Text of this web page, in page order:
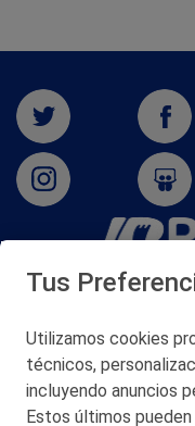
San
©
Tus
Utilizamos cookies
técnicos,
incluyendo anuncios
Estos últimos